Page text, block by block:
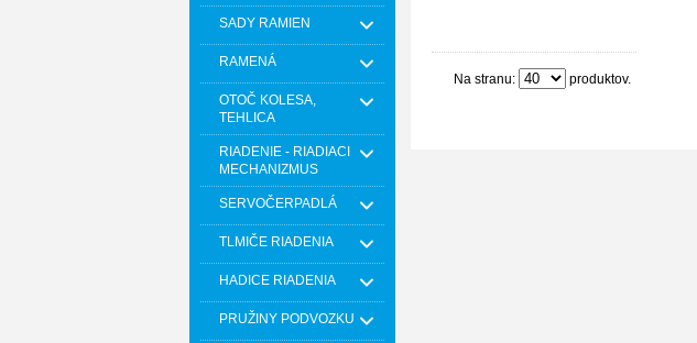
SADY RAMIEN
RAMENÁ
OTOČ KOLESA,
TEHLICA
RIADENIE - RIADIACI
MECHANIZMUS
SERVOČERPADLÁ
TLMIČE RIADENIA
HADICE RIADENIA
PRUŽINY PODVOZKU
Na stranu: produktov.